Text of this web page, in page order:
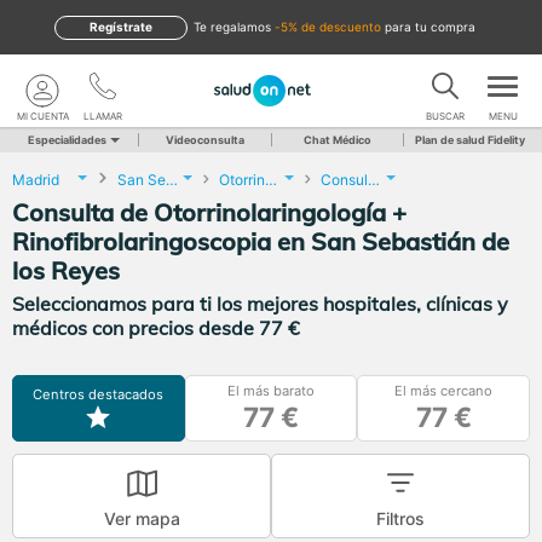
te regalamos -5% de descuento para tu compra
Regístrate
LLAMAR
MI CUENTA BUSCAR MENU
Especialidades Videoconsulta Chat Médico Plan de salud Fidelity
Madrid San Sebastián de los Reyes Otorrinolaringología Consulta de Otorrinolaringología + Rinofibrolaringoscopia
Consulta de Otorrinolaringología +
Rinofibrolaringoscopia en San Sebastián de
los Reyes
Seleccionamos para ti los mejores hospitales, clínicas y
médicos con precios desde 77 €
Centros destacados El más barato
77 €
El más cercano
77 €
Ver mapa Filtros